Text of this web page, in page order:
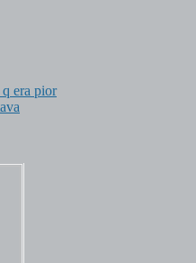
era pior